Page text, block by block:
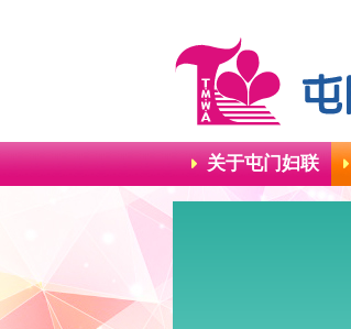
关于屯门妇联